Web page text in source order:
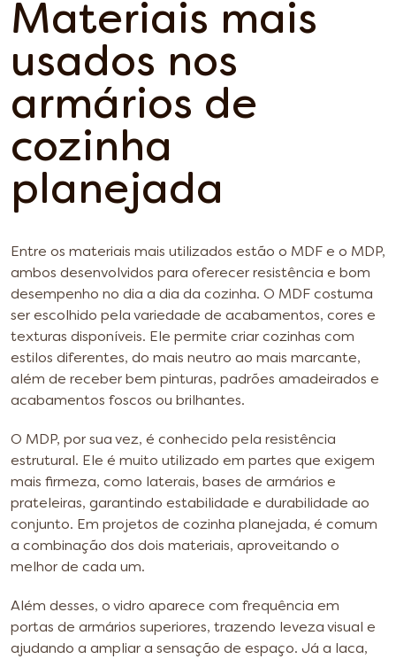
Materiais mais
usados nos
armários de
cozinha
planejada
Entre os materiais mais utilizados estão o MDF e o MDP,
ambos desenvolvidos para oferecer resistência e bom
desempenho no dia a dia da cozinha. O MDF costuma
ser escolhido pela variedade de acabamentos, cores e
texturas disponíveis. Ele permite criar cozinhas com
estilos diferentes, do mais neutro ao mais marcante,
além de receber bem pinturas, padrões amadeirados e
acabamentos foscos ou brilhantes.
O MDP, por sua vez, é conhecido pela resistência
estrutural. Ele é muito utilizado em partes que exigem
mais firmeza, como laterais, bases de armários e
prateleiras, garantindo estabilidade e durabilidade ao
conjunto. Em projetos de cozinha planejada, é comum
a combinação dos dois materiais, aproveitando o
melhor de cada um.
Além desses, o vidro aparece com frequência em
portas de armários superiores, trazendo leveza visual e
ajudando a ampliar a sensação de espaço. Já a laca,